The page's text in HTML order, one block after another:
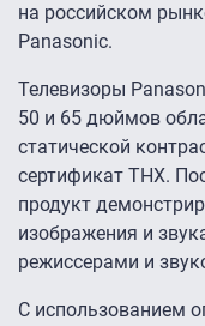
на российском
Panasonic.
Телевизоры
50 и 65 дюймов
статической
сертификат THX.
продукт
изображения и
режиссерами и
С использованием